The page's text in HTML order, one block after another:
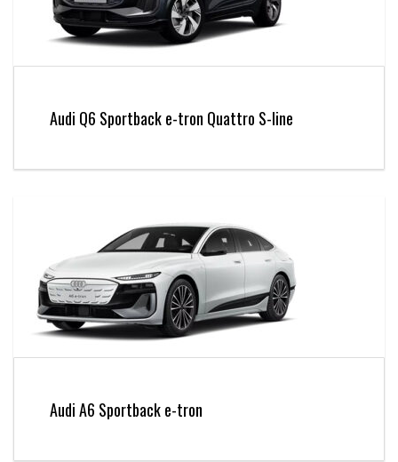
Audi Q6 Sportback e-tron Quattro S-line
Audi A6 Sportback e-tron